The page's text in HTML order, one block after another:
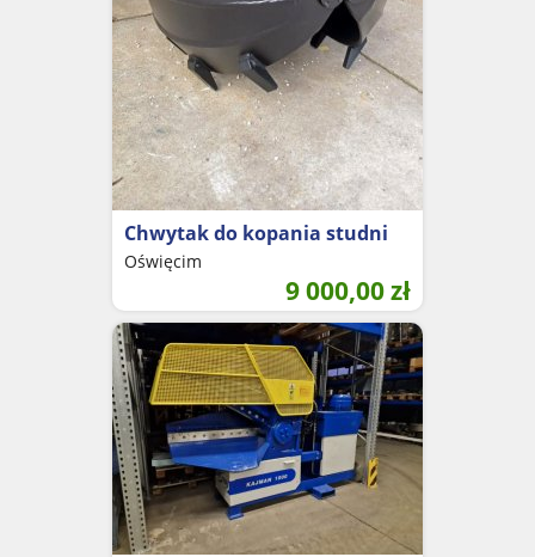
Chwytak do kopania studni
Oświęcim
9 000,00zł